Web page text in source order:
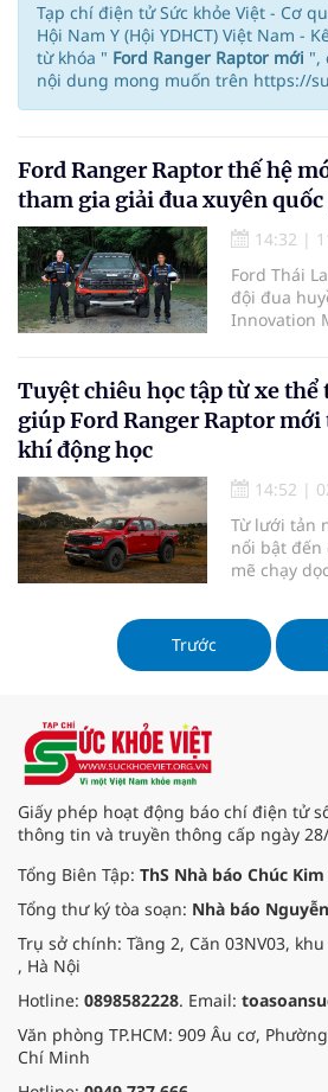
Tạp chí điện tử Sức khỏe Việt - Cơ
Hội Nam Y (Hội YDHCT) Việt Nam -
từ khóa " Ford Ranger Raptor mới ",
nội dung mong muốn trên https://
Ford Ranger Raptor thế hệ
tham gia giải đua xuyên quốc
14:32 |
Ford Thái
đội đua
Innovation
Raptor Thế
sau khi
SCORE-
hạng “Xe
đua Finke
Tuyệt chiêu học tập từ xe thể
giúp Ford Ranger Raptor
khí động học
14:52 |
Từ lưới tản
nổi bật
mẽ chạy
Raptor Thế
ADN
(Built Ford
Trước
Giấy phép hoạt động báo chí điện tử
thông tin và truyền thông cấp ngày
Tổng Biên Tập: ThS Nhà báo Chúc
Tổng thư ký tòa soạn: Nhà báo
Trụ sở chính: Tầng 2, Căn 03NV03,
, Hà Nội
Hotline: 0898582228. Email:
Văn phòng TP.HCM: 909 Âu cơ,
Chí Minh